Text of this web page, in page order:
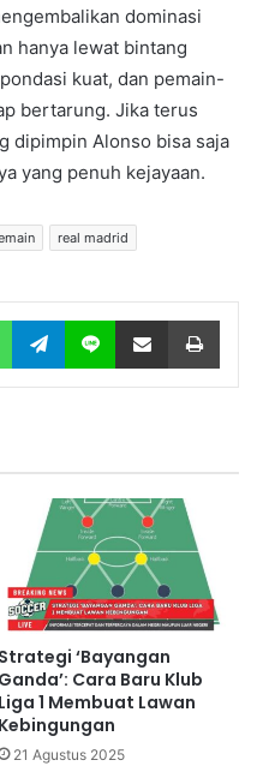
dominasi
hanya lewat bintang
kuat, dan pemain-
bertarung. Jika terus
dipimpin Alonso bisa saja
yang penuh kejayaan.
real madrid
WhatsApp Telegram Line Share via Email
Strategi ‘Bayangan
Ganda’: Cara Baru Klub
Liga 1 Membuat Lawan
Kebingungan
21 Agustus 2025